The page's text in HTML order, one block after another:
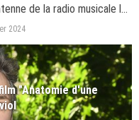
de la radio musicale le
dernier.
2024
"Anatomie d'une